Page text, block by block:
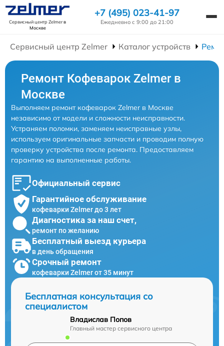
Сервисный центр Zelmerв
Москве
+7 (495) 023-41-97
Ежедневно с 9:00 до 21:00
Сервисный центр Zelmer Каталог устройств
Ремонт Кофеварок Zelmer в
Москве
Выполняем ремонт кофеварок Zelmer в Москве
независимо от модели и сложности неисправности.
Устраняем поломки, заменяем неисправные узлы,
используем оригинальные запчасти и проводим полную
проверку устройства после ремонта. Предоставляем
гарантию на выполненные работы.
Официальный сервис
Гарантийное обслуживание
кофеварки Zelmer до 3 лет
Диагностика за наш счет,
ремонт по желанию
Бесплатный выезд курьера
в день обращения
Срочный ремонт
кофеварки Zelmer от 35 минут
Бесплатная консультация со
специалистом
Владислав Попов
Главный мастер сервисного центра